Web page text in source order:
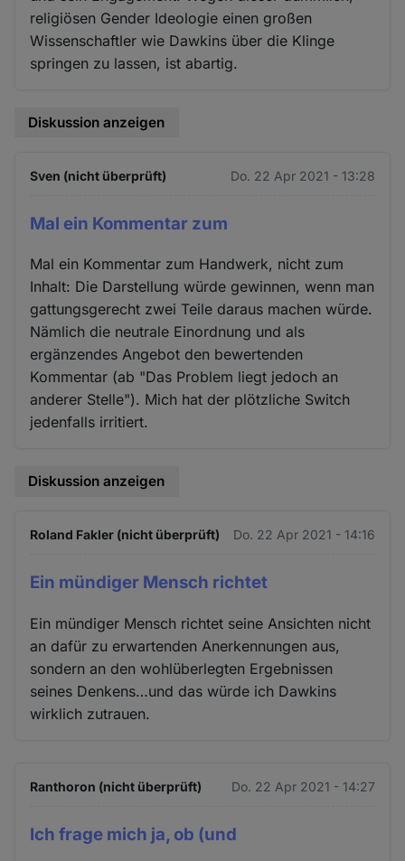
religiösen Gender Ideologie einen großen
Wissenschaftler wie Dawkins über die Klinge
springen zu lassen, ist abartig.
Diskussion anzeigen
Sven (nicht überprüft) Do. 22 Apr 2021 - 13:28
Mal ein Kommentar zum
Mal ein Kommentar zum Handwerk, nicht zum
Inhalt: Die Darstellung würde gewinnen, wenn man
gattungsgerecht zwei Teile daraus machen würde.
Nämlich die neutrale Einordnung und als
ergänzendes Angebot den bewertenden
Kommentar (ab "Das Problem liegt jedoch an
anderer Stelle"). Mich hat der plötzliche Switch
jedenfalls irritiert.
Diskussion anzeigen
Roland Fakler (nicht überprüft) Do. 22 Apr 2021 - 14:16
Ein mündiger Mensch richtet
Ein mündiger Mensch richtet seine Ansichten nicht
an dafür zu erwartenden Anerkennungen aus,
sondern an den wohlüberlegten Ergebnissen
seines Denkens…und das würde ich Dawkins
wirklich zutrauen.
Ranthoron (nicht überprüft) Do. 22 Apr 2021 - 14:27
Ich frage mich ja, ob (und